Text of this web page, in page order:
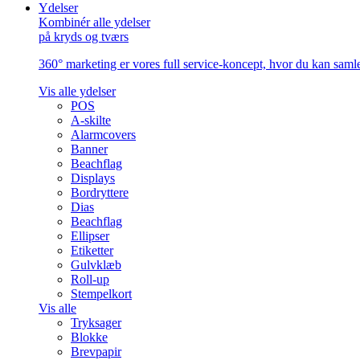
Ydelser
Kombinér alle ydelser
på kryds og tværs
360° marketing er vores full service-koncept, hvor du kan
Vis alle ydelser
POS
A-skilte
Alarmcovers
Banner
Beachflag
Displays
Bordryttere
Dias
Beachflag
Ellipser
Etiketter
Gulvklæb
Roll-up
Stempelkort
Vis alle
Tryksager
Blokke
Brevpapir